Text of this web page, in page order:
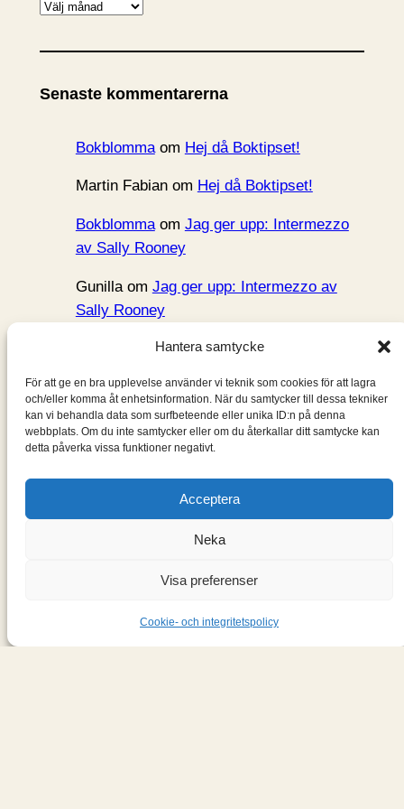
Hantera samtycke
För att ge en bra upplevelse använder vi teknik som cookies för att lagra
och/eller komma åt enhetsinformation. När du samtycker till dessa tekniker
kan vi behandla data som surfbeteende eller unika ID:n på denna
webbplats. Om du inte samtycker eller om du återkallar ditt samtycke kan
detta påverka vissa funktioner negativt.
Acceptera
Neka
Visa preferenser
Cookie- och integritetspolicy
A
k
v
Senaste kommentarerna
Bokblommaom Hej då Boktipset!
Martin Fabianom Hej då Boktipset!
Bokblommaom Jag ger upp: Intermezzo
av Sally Rooney
Gunillaom Jag ger upp: Intermezzo av
Sally Rooney
omRent hus av Alia Trabucco
romaner, spänningsromaner och andra böcker.